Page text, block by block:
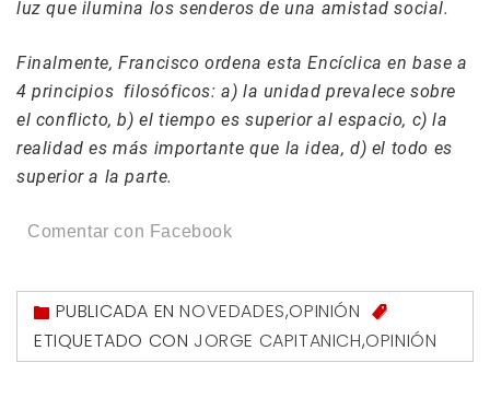
luz que ilumina los senderos de una amistad social.
Finalmente, Francisco ordena esta Encíclica en base a
4 principios filosóficos: a) la unidad prevalece sobre
el conflicto, b) el tiempo es superior al espacio, c) la
realidad es más importante que la idea, d) el todo es
superior a la parte.
Comentar con Facebook
PUBLICADA ENNOVEDADES,OPINIÓN
ETIQUETADO CON JORGE CAPITANICH,OPINIÓN